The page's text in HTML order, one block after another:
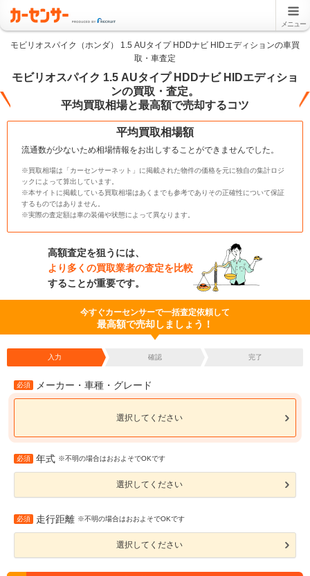
メニュー
モビリオスパイク（ホンダ） 1.5 AUタイプ HDDナビ HIDエディションの車買
取・車査定
モビリオスパイク 1.5 AUタイプ HDDナビ HIDエディショ
ンの買取・査定。
平均買取相場と最高額で売却するコツ
平均買取相場額
流通数が少ないため相場情報をお出しすることができませんでした。
※買取相場は「カーセンサーネット」に掲載された物件の価格を元に独自の集計ロジ
ックによって算出しています。
※本サイトに掲載している買取相場はあくまでも参考でありその正確性について保証
するものではありません。
※実際の査定額は車の装備や状態によって異なります。
高額査定を狙うには、
より多くの買取業者の査定を比較
することが重要です。
今すぐカーセンサーで一括査定依頼して
最高額で売却しましょう！
入力 確認 完了
必須 メーカー・車種・グレード
選択してください
必須 年式 ※不明の場合はおおよそでOKです
選択してください
必須 走行距離 ※不明の場合はおおよそでOKです
選択してください